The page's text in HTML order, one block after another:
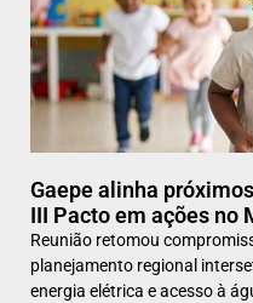
Gaepe alinha
III Pacto em ações no
Reunião retomou
planejamento regional
energia elétrica e acesso à